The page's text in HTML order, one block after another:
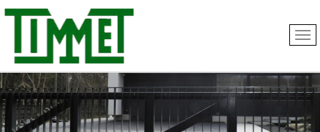
Liigu
edasi